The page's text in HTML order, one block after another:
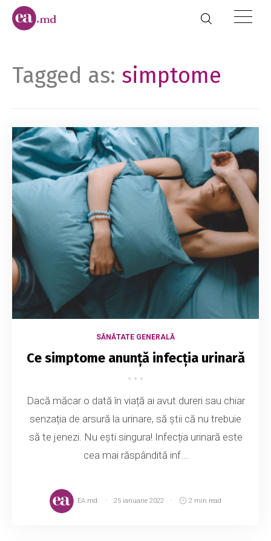
Tagged as: simptome
SĂNĂTATE GENERALĂ
Ce simptome anunță infecția urinară
Dacă măcar o dată în viață ai avut dureri sau chiar
senzația de arsură la urinare, să știi că nu trebuie
să te jenezi. Nu ești singura! Infecția urinară este
cea mai răspândită inf...
EA.md 25 ianuarie 2022 2 min read